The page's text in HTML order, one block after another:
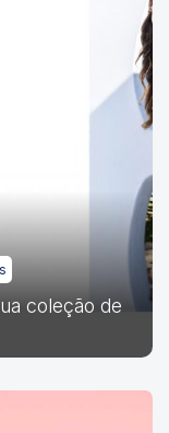
coleção de